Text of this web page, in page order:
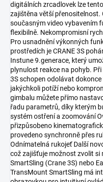
digitálních zrcadlovek lze
zajištěna větší přenositelnost.
současným video vybavením
flexibilně. Nekompromisní
Pro usnadnění výkonných
prostředích je CRANE 3S
Instune 9.generace, který
plynulost reakce na pohyb.
3S schopen odolávat
jakýchkoli potíží nebo
gimbalu můžete přímo
řadu parametrů, díky kterým
systém ostření a zoomování
přizpůsobeno
provedeno synchronně přes
Odnímatelná rukojeť Další
což zajišťuje možnost zvolit si
SmartSling (Crane 3S) nebo
TransMount SmartSling má